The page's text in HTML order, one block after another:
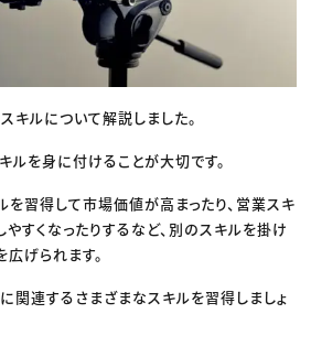
ルについて解説しました。
を身に付けることが大切です。
を習得して市場価値が高まったり、営業スキ
すくなったりするなど、別のスキルを掛け
げられます。
関連するさまざまなスキルを習得しましょ